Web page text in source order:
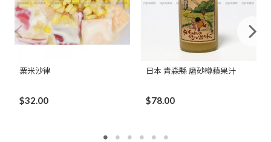
粟米沙律
$32.00
日本 青森縣 磨砂樽蘋果汁
$78.00